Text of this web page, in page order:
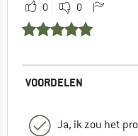
0 0
VOORDELEN
Ja, ik zou het